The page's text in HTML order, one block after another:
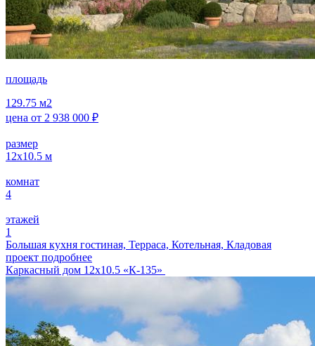
площадь
129.75 м2
цена от 2 938 000 ₽
размер
12x10.5 м
комнат
4
этажей
1
Большая кухня гостиная, Терраса, Котельная, Кладовая
проект подробнее
Каркасный дом 12х10.5 «К-135»